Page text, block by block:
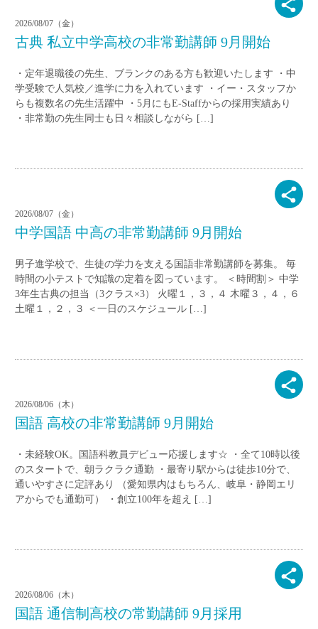
2026/08/07（金）
古典 私立中学高校の非常勤講師 9月開始
・定年退職後の先生、ブランクのある方も歓迎いたします ・中
学受験で人気校／進学に力を入れています ・イー・スタッフか
らも複数名の先生活躍中 ・5月にもE-Staffからの採用実績あり
・非常勤の先生同士も日々相談しながら […]
2026/08/07（金）
中学国語 中高の非常勤講師 9月開始
男子進学校で、生徒の学力を支える国語非常勤講師を募集。 毎
時間の小テストで知識の定着を図っています。 ＜時間割＞ 中学
3年生古典の担当（3クラス×3） 火曜１，３，４ 木曜３，４，６
土曜１，２，３ ＜一日のスケジュール […]
2026/08/06（木）
国語 高校の非常勤講師 9月開始
・未経験OK。国語科教員デビュー応援します☆ ・全て10時以後
のスタートで、朝ラクラク通勤 ・最寄り駅からは徒歩10分で、
通いやすさに定評あり （愛知県内はもちろん、岐阜・静岡エリ
アからでも通勤可） ・創立100年を超え […]
2026/08/06（木）
国語 通信制高校の常勤講師 9月採用